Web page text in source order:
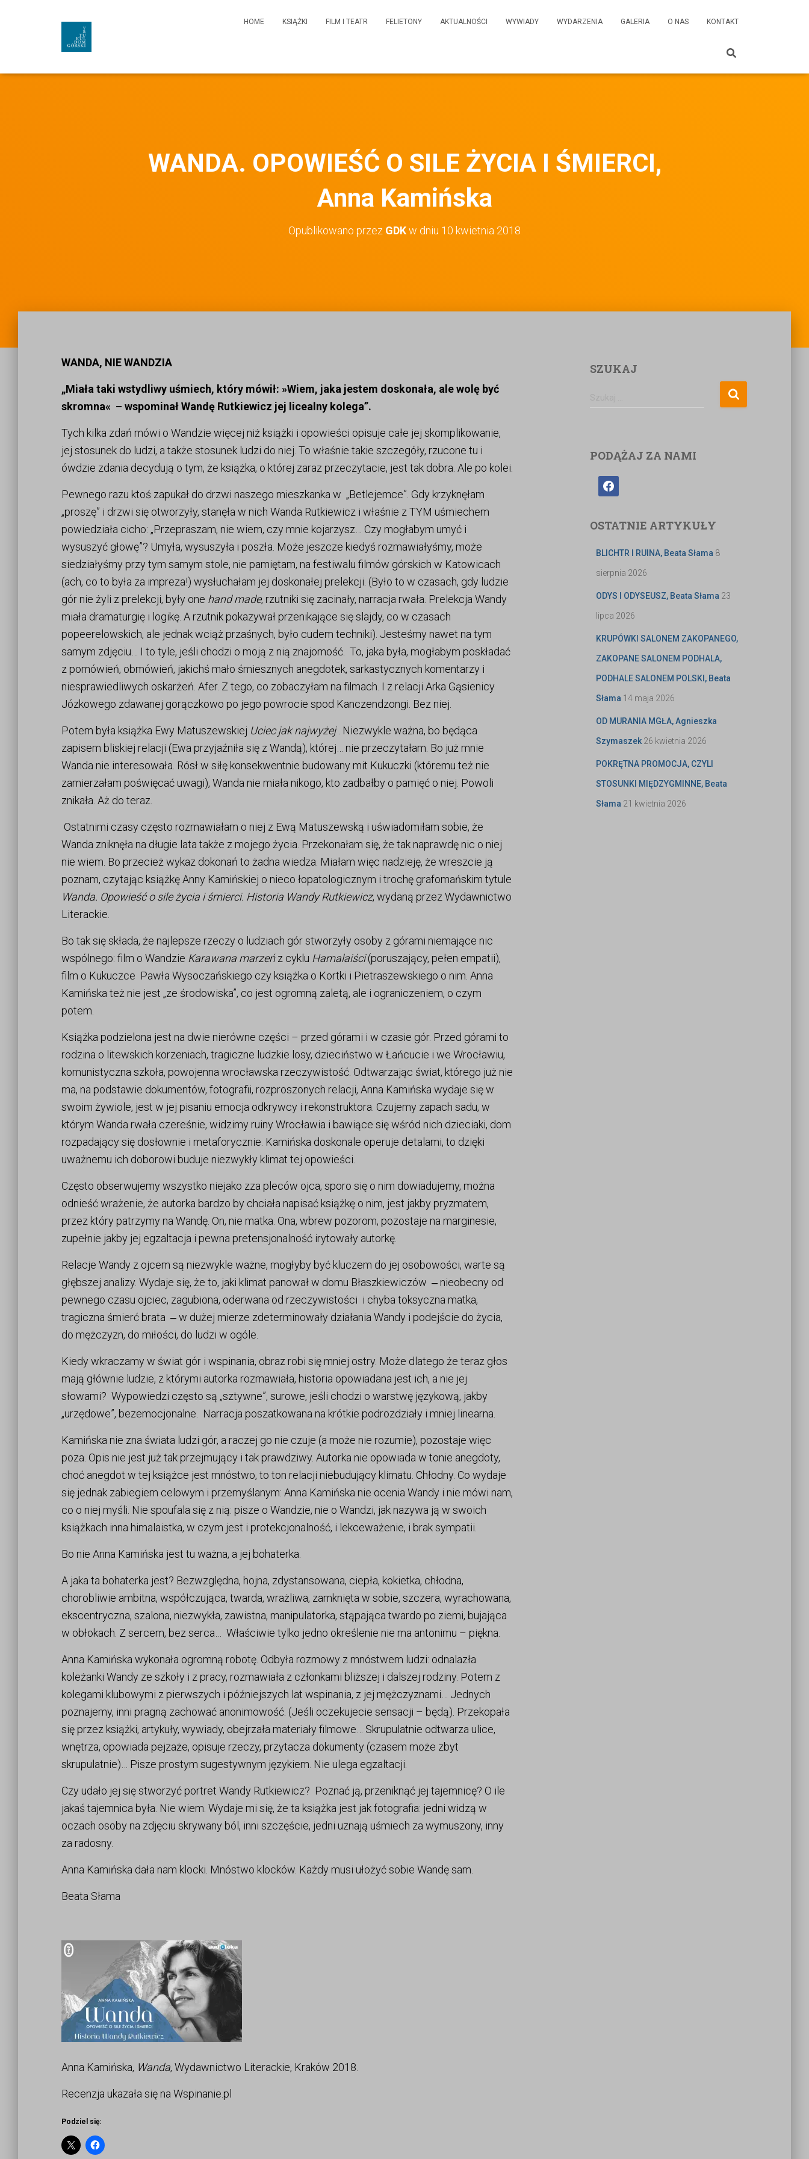
HOME KSIĄŻKI FILM I TEATR FELIETONY AKTUALNOŚCI WYWIADY WYDARZENIA GALERIA O NAS KONTAKT
WANDA. OPOWIEŚĆ O SILE ŻYCIA I ŚMIERCI,
Anna Kamińska
Opublikowano przez GDKw dniu 10 kwietnia 2018
WANDA, NIE WANDZIA
„Miała taki wstydliwy uśmiech, który mówił: »Wiem, jaka jestem doskonała, ale wolę być
skromna« – wspominał Wandę Rutkiewicz jej licealny kolega”.
Tych kilka zdań mówi o Wandzie więcej niż książki i opowieści opisuje całe jej skomplikowanie,
jej stosunek do ludzi, a także stosunek ludzi do niej. To właśnie takie szczegóły, rzucone tu i
ówdzie zdania decydują o tym, że książka, o której zaraz przeczytacie, jest tak dobra. Ale po kolei.
Pewnego razu ktoś zapukał do drzwi naszego mieszkanka w „Betlejemce”. Gdy krzyknęłam
„proszę” i drzwi się otworzyły, stanęła w nich Wanda Rutkiewicz i właśnie z TYM uśmiechem
powiedziała cicho: „Przepraszam, nie wiem, czy mnie kojarzysz… Czy mogłabym umyć i
wysuszyć głowę”? Umyła, wysuszyła i poszła. Może jeszcze kiedyś rozmawiałyśmy, może
siedziałyśmy przy tym samym stole, nie pamiętam, na festiwalu filmów górskich w Katowicach
(ach, co to była za impreza!) wysłuchałam jej doskonałej prelekcji. (Było to w czasach, gdy ludzie
gór nie żyli z prelekcji, były one hand made, rzutniki się zacinały, narracja rwała. Prelekcja Wandy
miała dramaturgię i logikę. A rzutnik pokazywał przenikające się slajdy, co w czasach
popeerelowskich, ale jednak wciąż przaśnych, było cudem techniki). Jesteśmy nawet na tym
samym zdjęciu… I to tyle, jeśli chodzi o moją z nią znajomość. To, jaka była, mogłabym poskładać
z pomówień, obmówień, jakichś mało śmiesznych anegdotek, sarkastycznych komentarzy i
niesprawiedliwych oskarżeń. Afer. Z tego, co zobaczyłam na filmach. I z relacji Arka Gąsienicy
Józkowego zdawanej gorączkowo po jego powrocie spod Kanczendzongi. Bez niej.
Potem była książka Ewy Matuszewskiej Uciec jak najwyżej. Niezwykle ważna, bo będąca
zapisem bliskiej relacji (Ewa przyjaźniła się z Wandą), której… nie przeczytałam. Bo już mnie
Wanda nie interesowała. Rósł w siłę konsekwentnie budowany mit Kukuczki (któremu też nie
zamierzałam poświęcać uwagi), Wanda nie miała nikogo, kto zadbałby o pamięć o niej. Powoli
znikała. Aż do teraz.
Ostatnimi czasy często rozmawiałam o niej z Ewą Matuszewską i uświadomiłam sobie, że
Wanda zniknęła na długie lata także z mojego życia. Przekonałam się, że tak naprawdę nic o niej
nie wiem. Bo przecież wykaz dokonań to żadna wiedza. Miałam więc nadzieję, że wreszcie ją
poznam, czytając książkę Anny Kamińskiej o nieco łopatologicznym i trochę grafomańskim tytule
Wanda. Opowieść o sile życia i śmierci. Historia Wandy Rutkiewicz, wydaną przez Wydawnictwo
Literackie.
Bo tak się składa, że najlepsze rzeczy o ludziach gór stworzyły osoby z górami niemające nic
wspólnego: film o Wandzie Karawana marzeńz cyklu Hamalaiści(poruszający, pełen empatii),
film o Kukuczce Pawła Wysoczańskiego czy książka o Kortki i Pietraszewskiego o nim. Anna
Kamińska też nie jest „ze środowiska”, co jest ogromną zaletą, ale i ograniczeniem, o czym
potem.
Książka podzielona jest na dwie nierówne części – przed górami i w czasie gór. Przed górami to
rodzina o litewskich korzeniach, tragiczne ludzkie losy, dzieciństwo w Łańcucie i we Wrocławiu,
komunistyczna szkoła, powojenna wrocławska rzeczywistość. Odtwarzając świat, którego już nie
ma, na podstawie dokumentów, fotografii, rozproszonych relacji, Anna Kamińska wydaje się w
swoim żywiole, jest w jej pisaniu emocja odkrywcy i rekonstruktora. Czujemy zapach sadu, w
którym Wanda rwała czereśnie, widzimy ruiny Wrocławia i bawiące się wśród nich dzieciaki, dom
rozpadający się dosłownie i metaforycznie. Kamińska doskonale operuje detalami, to dzięki
uważnemu ich doborowi buduje niezwykły klimat tej opowieści.
Często obserwujemy wszystko niejako zza pleców ojca, sporo się o nim dowiadujemy, można
odnieść wrażenie, że autorka bardzo by chciała napisać książkę o nim, jest jakby pryzmatem,
przez który patrzymy na Wandę. On, nie matka. Ona, wbrew pozorom, pozostaje na marginesie,
zupełnie jakby jej egzaltacja i pewna pretensjonalność irytowały autorkę.
Relacje Wandy z ojcem są niezwykle ważne, mogłyby być kluczem do jej osobowości, warte są
głębszej analizy. Wydaje się, że to, jaki klimat panował w domu Błaszkiewiczów ‒ nieobecny od
pewnego czasu ojciec, zagubiona, oderwana od rzeczywistości i chyba toksyczna matka,
tragiczna śmierć brata ‒ w dużej mierze zdeterminowały działania Wandy i podejście do życia,
do mężczyzn, do miłości, do ludzi w ogóle.
Kiedy wkraczamy w świat gór i wspinania, obraz robi się mniej ostry. Może dlatego że teraz głos
mają głównie ludzie, z którymi autorka rozmawiała, historia opowiadana jest ich, a nie jej
słowami? Wypowiedzi często są „sztywne”, surowe, jeśli chodzi o warstwę językową, jakby
„urzędowe”, bezemocjonalne. Narracja poszatkowana na krótkie podrozdziały i mniej linearna.
Kamińska nie zna świata ludzi gór, a raczej go nie czuje (a może nie rozumie), pozostaje więc
poza. Opis nie jest już tak przejmujący i tak prawdziwy. Autorka nie opowiada w tonie anegdoty,
choć anegdot w tej książce jest mnóstwo, to ton relacji niebudujący klimatu. Chłodny. Co wydaje
się jednak zabiegiem celowym i przemyślanym: Anna Kamińska nie ocenia Wandy i nie mówi nam,
co o niej myśli. Nie spoufala się z nią: pisze o Wandzie, nie o Wandzi, jak nazywa ją w swoich
książkach inna himalaistka, w czym jest i protekcjonalność, i lekceważenie, i brak sympatii.
Bo nie Anna Kamińska jest tu ważna, a jej bohaterka.
A jaka ta bohaterka jest? Bezwzględna, hojna, zdystansowana, ciepła, kokietka, chłodna,
chorobliwie ambitna, współczująca, twarda, wrażliwa, zamknięta w sobie, szczera, wyrachowana,
ekscentryczna, szalona, niezwykła, zawistna, manipulatorka, stąpająca twardo po ziemi, bujająca
w obłokach. Z sercem, bez serca… Właściwie tylko jedno określenie nie ma antonimu – piękna.
Anna Kamińska wykonała ogromną robotę. Odbyła rozmowy z mnóstwem ludzi: odnalazła
koleżanki Wandy ze szkoły i z pracy, rozmawiała z członkami bliższej i dalszej rodziny. Potem z
kolegami klubowymi z pierwszych i późniejszych lat wspinania, z jej mężczyznami… Jednych
poznajemy, inni pragną zachować anonimowość. (Jeśli oczekujecie sensacji – będą). Przekopała
się przez książki, artykuły, wywiady, obejrzała materiały filmowe… Skrupulatnie odtwarza ulice,
wnętrza, opowiada pejzaże, opisuje rzeczy, przytacza dokumenty (czasem może zbyt
skrupulatnie)… Pisze prostym sugestywnym językiem. Nie ulega egzaltacji.
Czy udało jej się stworzyć portret Wandy Rutkiewicz? Poznać ją, przeniknąć jej tajemnicę? O ile
jakaś tajemnica była. Nie wiem. Wydaje mi się, że ta książka jest jak fotografia: jedni widzą w
oczach osoby na zdjęciu skrywany ból, inni szczęście, jedni uznają uśmiech za wymuszony, inny
za radosny.
Anna Kamińska dała nam klocki. Mnóstwo klocków. Każdy musi ułożyć sobie Wandę sam.
Beata Słama
Anna Kamińska, Wanda, Wydawnictwo Literackie, Kraków 2018.
Recenzja ukazała się na Wspinanie.pl
Podziel się:
SZUKAJ
PODĄŻAJ ZA NAMI
OSTATNIE ARTYKUŁY
BLICHTR I RUINA, Beata Słama 8
sierpnia 2026
ODYS I ODYSEUSZ, Beata Słama 23
lipca 2026
KRUPÓWKI SALONEM ZAKOPANEGO,
ZAKOPANE SALONEM PODHALA,
PODHALE SALONEM POLSKI, Beata
Słama 14 maja 2026
OD MURANIA MGŁA, Agnieszka
Szymaszek 26 kwietnia 2026
POKRĘTNA PROMOCJA, CZYLI
STOSUNKI MIĘDZYGMINNE, Beata
Słama 21 kwietnia 2026